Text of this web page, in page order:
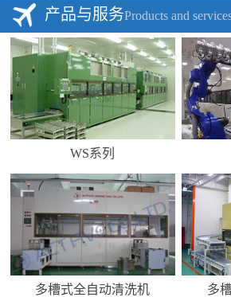
产品与服务Products and
WS系列
多槽式全自动清洗机 多